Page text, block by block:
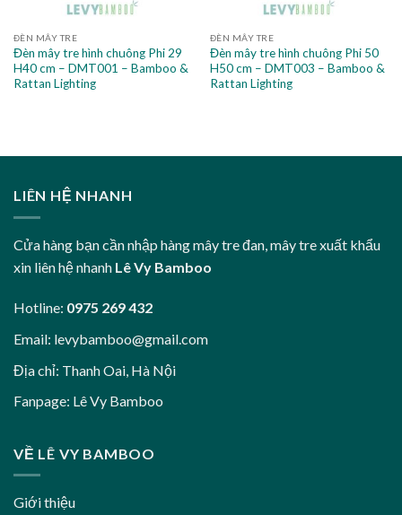
ĐÈN MÂY TRE
Đèn mây tre hình chuông Phi 29
H40 cm – DMT001 – Bamboo &
Rattan Lighting
ĐÈN MÂY TRE
Đèn mây tre hình chuông Phi 50
H50 cm – DMT003 – Bamboo &
Rattan Lighting
LIÊN HỆ NHANH
Cửa hàng bạn cần nhập hàng mây tre đan, mây tre xuất khẩu
xin liên hệ nhanh Lê Vy Bamboo
Hotline: 0975 269 432
Email: levybamboo@gmail.com
Địa chỉ: Thanh Oai, Hà Nội
Fanpage: Lê Vy Bamboo
VỀ LÊ VY BAMBOO
Giới thiệu